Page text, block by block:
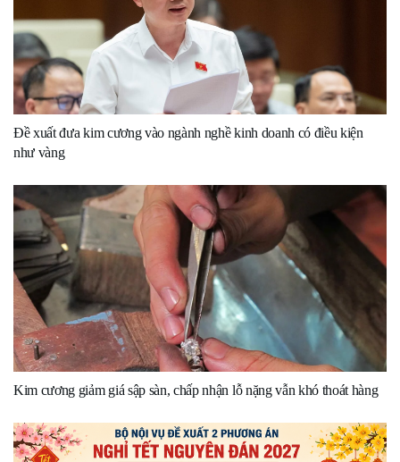
Đề xuất đưa kim cương vào ngành nghề kinh doanh có điều kiện
như vàng
Kim cương giảm giá sập sàn, chấp nhận lỗ nặng vẫn khó thoát hàng